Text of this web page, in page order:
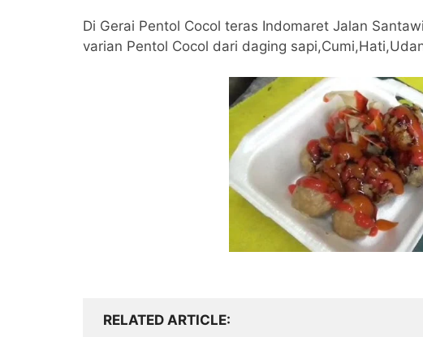
Di Gerai Pentol Cocol teras Indomaret Jalan
varian Pentol Cocol dari daging
RELATED ARTICLE